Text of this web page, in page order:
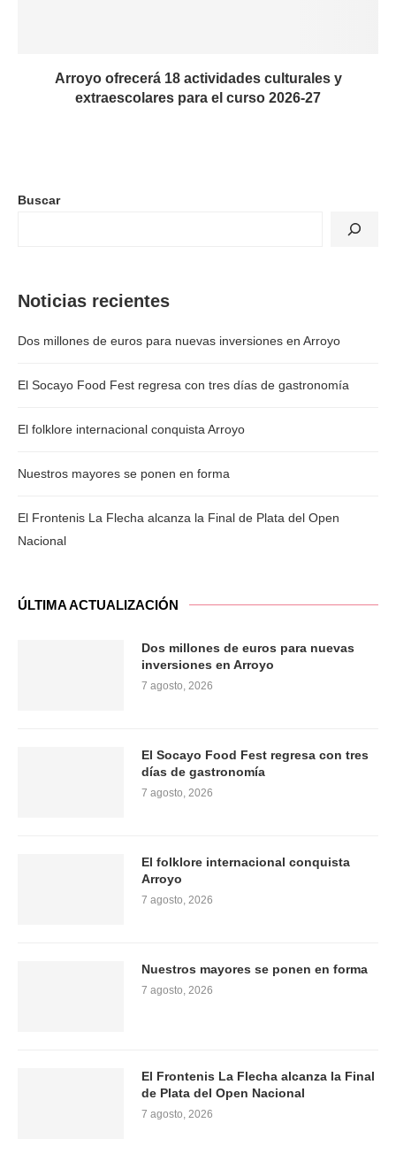
Arroyo ofrecerá 18 actividades culturales y
extraescolares para el curso 2026-27
Buscar
Noticias recientes
Dos millones de euros para nuevas inversiones en Arroyo
El Socayo Food Fest regresa con tres días de gastronomía
El folklore internacional conquista Arroyo
Nuestros mayores se ponen en forma
El Frontenis La Flecha alcanza la Final de Plata del Open
Nacional
ÚLTIMA ACTUALIZACIÓN
Dos millones de euros para nuevas
inversiones en Arroyo
7 agosto, 2026
El Socayo Food Fest regresa con tres
días de gastronomía
7 agosto, 2026
El folklore internacional conquista
Arroyo
7 agosto, 2026
Nuestros mayores se ponen en forma
7 agosto, 2026
El Frontenis La Flecha alcanza la Final
de Plata del Open Nacional
7 agosto, 2026